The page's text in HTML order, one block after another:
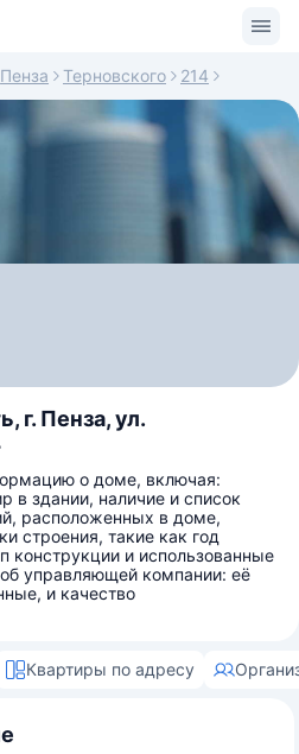
Пенза Терновского 214
г. Пенза, ул.
о доме, включая:
в здании, наличие и список
расположенных в доме,
строения, такие как год
конструкции и использованные
управляющей компании: её
и качество
Квартиры по адресу